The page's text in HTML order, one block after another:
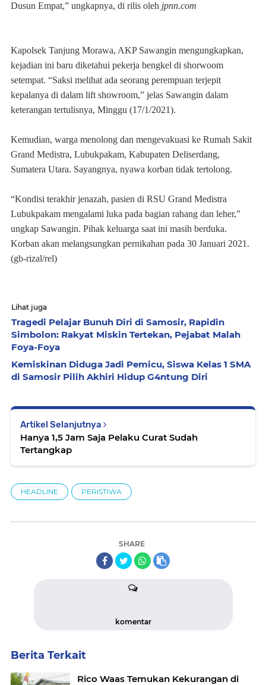
Dusun Empat,” ungkapnya, di rilis oleh jpnn.com
Kapolsek Tanjung Morawa, AKP Sawangin mengungkapkan,
kejadian ini baru diketahui pekerja bengkel di shorwoom
setempat. “Saksi melihat ada seorang perempuan terjepit
kepalanya di dalam lift showroom,” jelas Sawangin dalam
keterangan tertulisnya, Minggu (17/1/2021).
Kemudian, warga menolong dan mengevakuasi ke Rumah Sakit
Grand Medistra, Lubukpakam, Kabupaten Deliserdang,
Sumatera Utara. Sayangnya, nyawa korban tidak tertolong.
“Kondisi terakhir jenazah, pasien di RSU Grand Medistra
Lubukpakam mengalami luka pada bagian rahang dan leher,”
ungkap Sawangin. Pihak keluarga saat ini masih berduka.
Korban akan melangsungkan pernikahan pada 30 Januari 2021.
(gb-rizal/rel)
Lihat juga
Tragedi Pelajar Bunuh Diri di Samosir, Rapidin
Simbolon: Rakyat Miskin Tertekan, Pejabat Malah
Foya-Foya
Kemiskinan Diduga Jadi Pemicu, Siswa Kelas 1 SMA
di Samosir Pilih Akhiri Hidup G4ntung Diri
Artikel Selanjutnya
Hanya 1,5 Jam Saja Pelaku Curat Sudah
Tertangkap
HEADLINE PERISTIWA
SHARE
komentar
Berita Terkait
Rico Waas Temukan Kekurangan di